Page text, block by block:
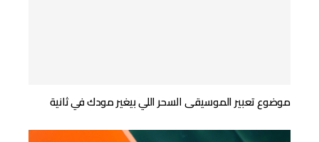
موضوع تعبير الموسيقى السحر اللي بيغير مودك في ثانية